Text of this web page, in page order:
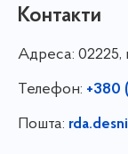
Контакти
Адреса: 02225,
Телефон: +380
Пошта: